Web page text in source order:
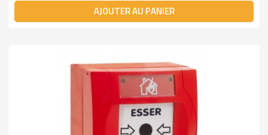
AJOUTER AU PANIER